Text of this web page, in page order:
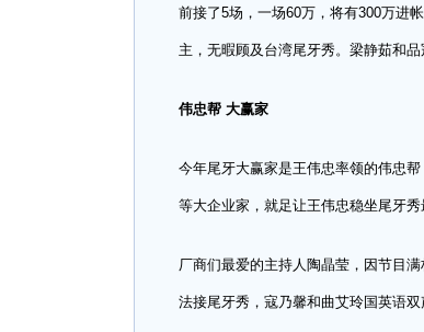
前接了5场，一场60万，将有300万进
主，无暇顾及台湾尾牙秀。梁静茹和
伟忠帮 大赢家
今年尾牙大赢家是王伟忠率领的伟忠
等大企业家，就足让王伟忠稳坐尾牙
厂商们最爱的主持人陶晶莹，因节目
法接尾牙秀，寇乃馨和曲艾玲国英语